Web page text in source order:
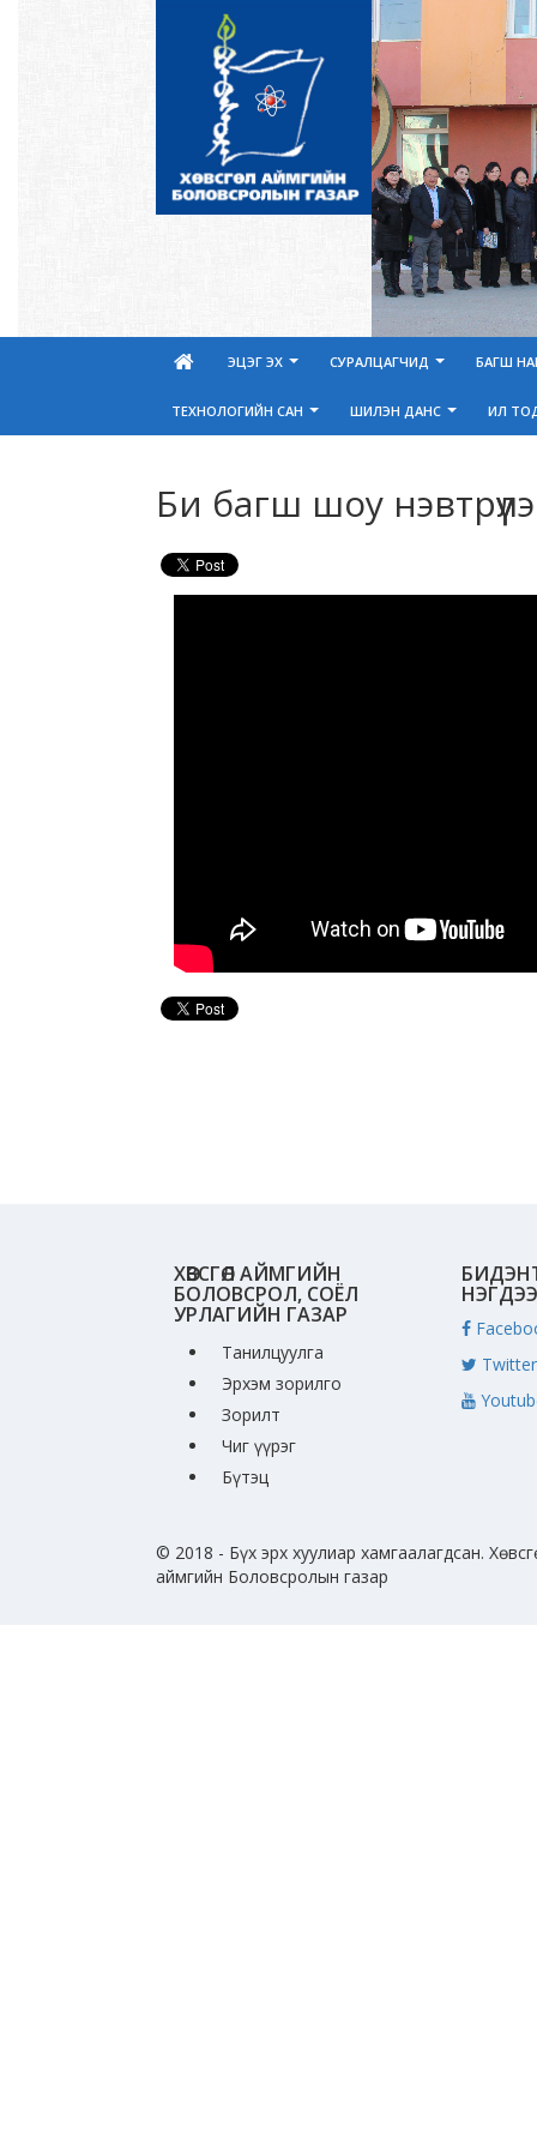
ЭЦЭГ ЭХ СУРАЛЦАГЧИД БАГШ
ТЕХНОЛОГИЙН САН ШИЛЭН ДАНС ИЛ
Би багш шоу
ХӨВСГӨЛ АЙМГИЙН
БОЛОВСРОЛ, СОЁЛ
УРЛАГИЙН ГАЗАР
Танилцуулга
Эрхэм зорилго
Зорилт
Чиг үүрэг
Бүтэц
Twitter
© 2018 - Бүх эрх хуулиар хамгаалагдсан.
аймгийн Боловсролын газар